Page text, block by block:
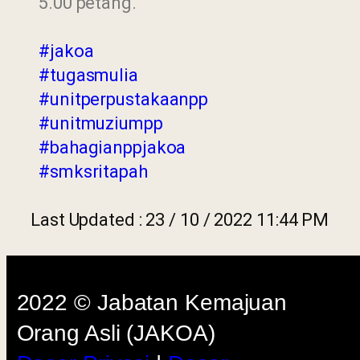
#jakoa
#tugasmulia
#unitperpustakaanpp
#unitmuziumpp
#bahagianppjakoa
#smksritapah
Last Updated : 23 / 10 / 2022 11:44 PM
Orang Asli (JAKOA)
Dasar Privasi|Dasar
Keselamatan|Penafian|
Laman